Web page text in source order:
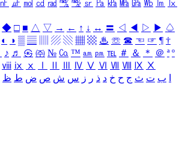
㎋ ㎌ ㏖ ㏅ ㎭ ㎮ ㎯ ㏛ ㎩ ㎪ ㎫ ㎬ ㏝ ㏐
㏓
◆ □ ■ △ ▽ → ← ↑ ↓ ↔ 〓 ◁ ◀ ▷ ▶ ♤
◐ ◑ ▒ ▤ ▨ ▧ ▦ ▩ ♨ ☏ ☎ ☜ ☞ ¶ †
♪ ♬ ㉿ ㈜ № ㏇ ™ ㏂ ㏘ ℡ ＃ ＆ ＊ ＠ ª º
ⅷ ⅸ ⅹ Ⅳ Ⅴ Ⅵ Ⅶ Ⅷ Ⅸ Ⅹ
ب ت ث ج ح خ د ذ ر ز س ش ص ض ط ظ